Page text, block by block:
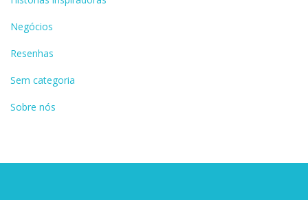
Negócios
Resenhas
Sem categoria
Sobre nós